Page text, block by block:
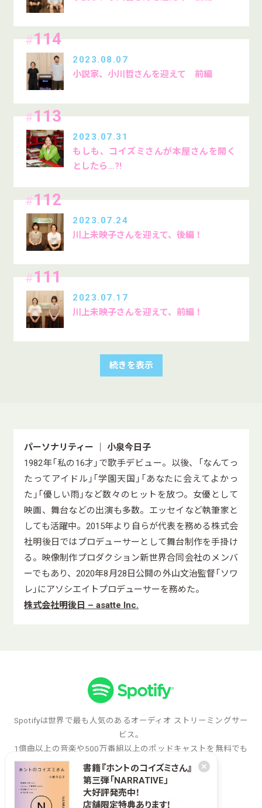
書籍『ホントのコイズミさん』
第三弾「NARRATIVE」
大好評発売中！
店舗限定特典あります！
#114
2023.08.07
小説家、小川哲さんを迎えて 前編
#113
2023.07.31
もしも、コイズミさんが本屋さんを開く
としたら…?!
#112
2023.07.24
川上未映子さんを迎えて、後編！
#111
2023.07.17
川上未映子さんを迎えて、前編！
続きを表示
パーソナリティー ｜ 小泉今日子
1982年「私の16才」で歌手デビュー。以後、「なんてっ
たってアイドル」「学園天国」「あなたに会えてよかっ
た」「優しい雨」など数々のヒットを放つ。女優として
映画、舞台などの出演も多数。エッセイなど執筆家と
しても活躍中。2015年より自らが代表を務める株式会
社明後日ではプロデューサーとして舞台制作を手掛け
る。映像制作プロダクション新世界合同会社のメンバ
ーでもあり、2020年8月28日公開の外山文治監督「ソワ
レ」にアソシエイトプロデューサーを務めた。
株式会社明後日 – asatte Inc.
Spotifyは世界で最も人気のあるオーディオ ストリーミングサー
ビス。
1億曲以上の音楽や500万番組以上のポッドキャストを無料でも
聴くことができる。
予告動画・WEBサイト制作